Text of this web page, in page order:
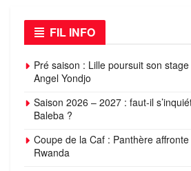
FIL INFO
Pré saison : Lille poursuit son
Angel Yondjo
Saison 2026 – 2027 : faut-il
Baleba ?
Coupe de la Caf : Panthère
Rwanda